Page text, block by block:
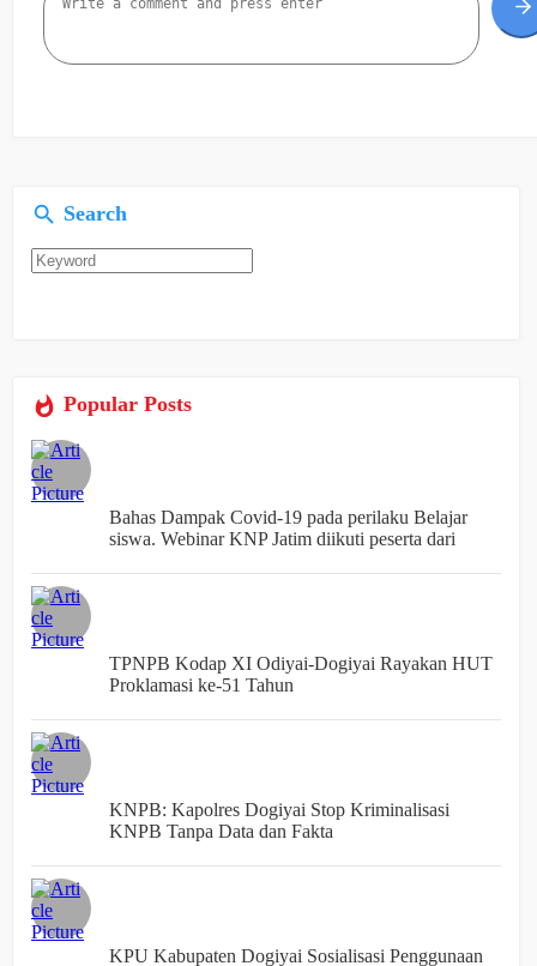
Search
Popular Posts
Bahas Dampak Covid-19 pada perilaku Belajar
siswa. Webinar KNP Jatim diikuti peserta dari
TPNPB Kodap XI Odiyai-Dogiyai Rayakan HUT
Proklamasi ke-51 Tahun
KNPB: Kapolres Dogiyai Stop Kriminalisasi
KNPB Tanpa Data dan Fakta
KPU Kabupaten Dogiyai Sosialisasi Penggunaan